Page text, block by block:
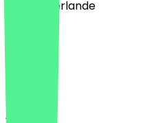
🇳🇱 Niederlande
About